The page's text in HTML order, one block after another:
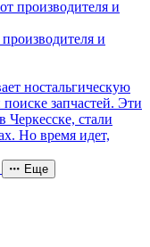
и
ностальгическую
запчастей. Эти
стали
Но время идет,
Еще